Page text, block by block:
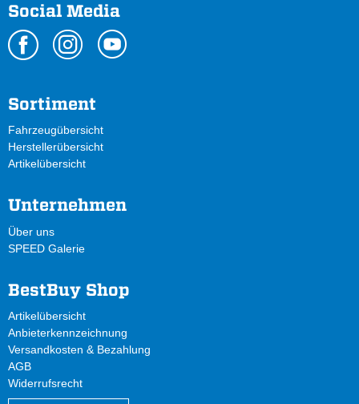
Social Media
Sortiment
Fahrzeugübersicht
Herstellerübersicht
Artikelübersicht
Unternehmen
Über uns
SPEED Galerie
BestBuy Shop
Artikelübersicht
Anbieterkennzeichnung
Versandkosten & Bezahlung
AGB
Widerrufsrecht